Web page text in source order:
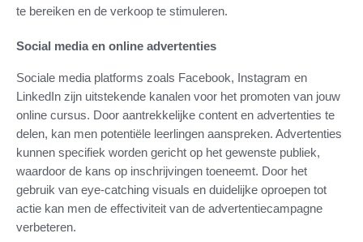
te bereiken en de verkoop te stimuleren.
Social media en online advertenties
Sociale media platforms zoals Facebook, Instagram en
LinkedIn zijn uitstekende kanalen voor het promoten van jouw
online cursus. Door aantrekkelijke content en advertenties te
delen, kan men potentiële leerlingen aanspreken. Advertenties
kunnen specifiek worden gericht op het gewenste publiek,
waardoor de kans op inschrijvingen toeneemt. Door het
gebruik van eye-catching visuals en duidelijke oproepen tot
actie kan men de effectiviteit van de advertentiecampagne
verbeteren.